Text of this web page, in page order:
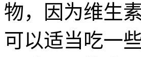
物，因为维生
可以适当吃一